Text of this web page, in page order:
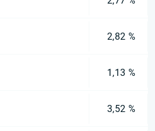
2,82 %
1,13 %
3,52 %